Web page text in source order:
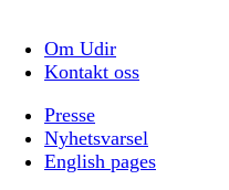
Om Udir
Kontakt oss
Presse
Nyhetsvarsel
English pages